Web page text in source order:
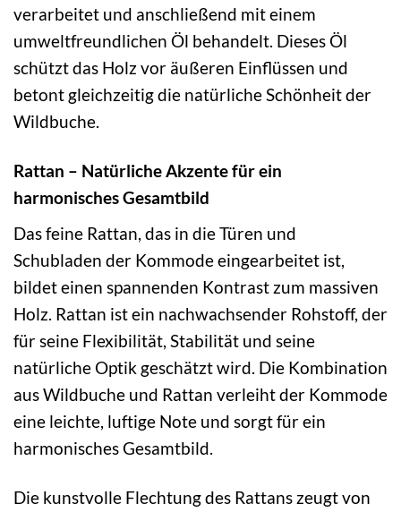
verarbeitet und anschließend mit einem
umweltfreundlichen Öl behandelt. Dieses Öl
schützt das Holz vor äußeren Einflüssen und
betont gleichzeitig die natürliche Schönheit der
Wildbuche.
Rattan – Natürliche Akzente für ein
harmonisches Gesamtbild
Das feine Rattan, das in die Türen und
Schubladen der Kommode eingearbeitet ist,
bildet einen spannenden Kontrast zum massiven
Holz. Rattan ist ein nachwachsender Rohstoff, der
für seine Flexibilität, Stabilität und seine
natürliche Optik geschätzt wird. Die Kombination
aus Wildbuche und Rattan verleiht der Kommode
eine leichte, luftige Note und sorgt für ein
harmonisches Gesamtbild.
Die kunstvolle Flechtung des Rattans zeugt von